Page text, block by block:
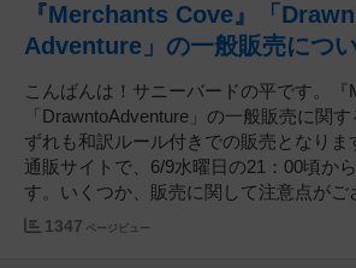
『Merchants Cove』「
Adventure」の一般販売につ
こんばんは！サニーバードの平です。『
「DrawntoAdventure」の一般販売に関
ずれも和訳ルール付きでの販売となりま
通販サイトで、6/9水曜日の21：00頃か
す。いくつか、販売に関して注意点がご
1347 ページビュー